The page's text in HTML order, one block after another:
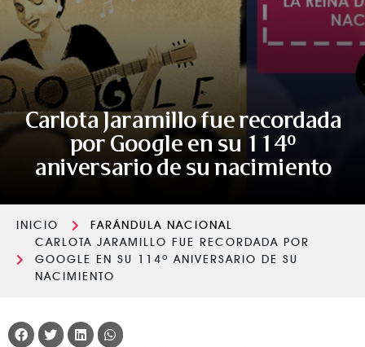
Carlota Jaramillo fue recordada
por Google en su 114º
aniversario de su nacimiento
INICIO
FARÁNDULA NACIONAL
CARLOTA JARAMILLO FUE RECORDADA POR
GOOGLE EN SU 114º ANIVERSARIO DE SU
NACIMIENTO